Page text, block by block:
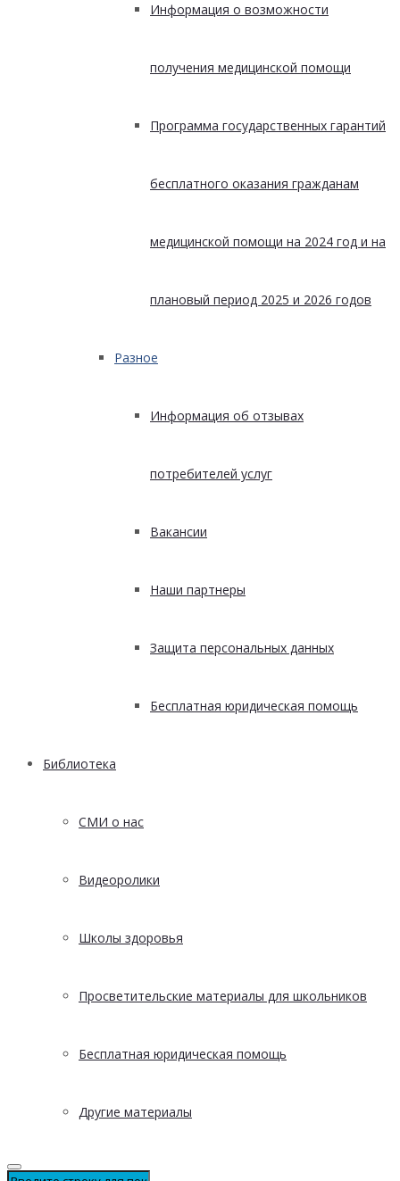
Информация о возможности
получения медицинской помощи
Программа государственных гарантий
бесплатного оказания гражданам
медицинской помощи на 2024 год и на
плановый период 2025 и 2026 годов
Разное
Информация об отзывах
потребителей услуг
Вакансии
Наши партнеры
Защита персональных данных
Бесплатная юридическая помощь
Библиотека
СМИ о нас
Видеоролики
Школы здоровья
Просветительские материалы для школьников
Бесплатная юридическая помощь
Другие материалы